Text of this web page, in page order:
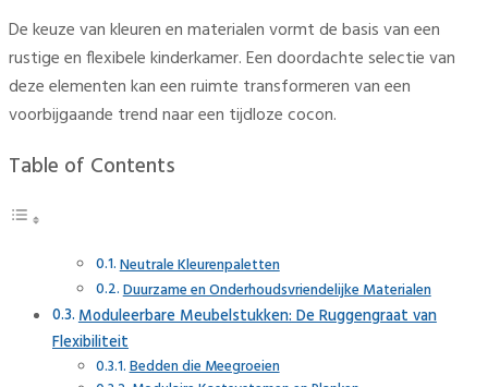
De keuze van kleuren en materialen vormt de basis van een
rustige en flexibele kinderkamer. Een doordachte selectie van
deze elementen kan een ruimte transformeren van een
voorbijgaande trend naar een tijdloze cocon.
Table of Contents
Neutrale Kleurenpaletten
Duurzame en Onderhoudsvriendelijke Materialen
Moduleerbare Meubelstukken: De Ruggengraat van
Flexibiliteit
Bedden die Meegroeien